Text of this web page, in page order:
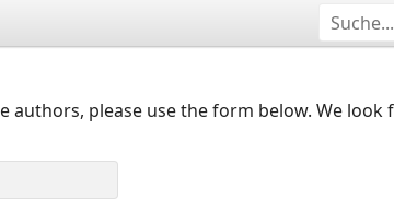
authors, please use the form below. We